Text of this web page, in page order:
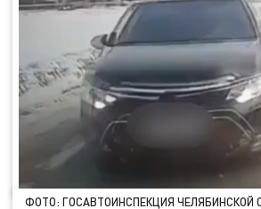
ФОТО: ГОСАВТОИНСПЕКЦИЯ ЧЕЛЯБИНСКОЙ